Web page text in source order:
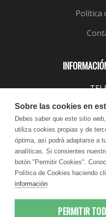
Lun - Jue
Vie /
Política
Sobre las cookies en
Debes saber que este sitio
utiliza cookies propias y de
óptima, así podrá adaptarse a
analíticas. Si consientes
botón "Permitir Cookies".
Política de Cookies haciendo
información
PERMITIR